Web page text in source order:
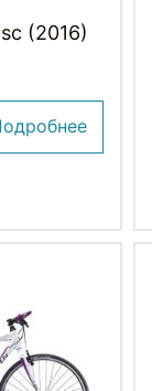
(2016)